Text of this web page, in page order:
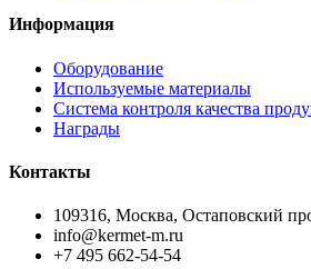
Информация
Оборудование
Используемые материалы
Система контроля качества
Награды
Контакты
109316, Москва, Остаповский
info@kermet-m.ru
+7 495 662-54-54